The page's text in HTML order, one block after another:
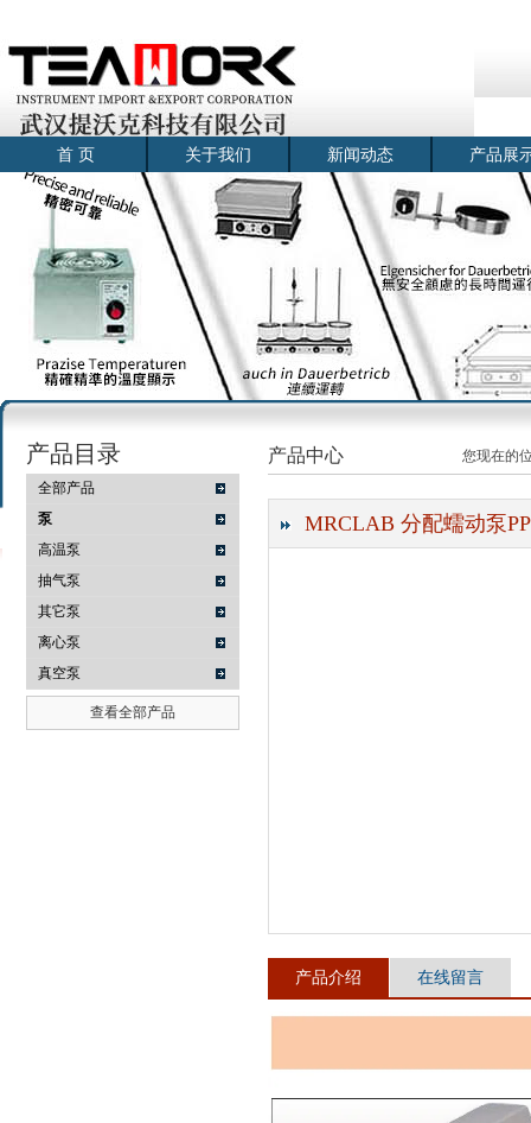
武汉提沃克科技有限公司
首 页 关于我们 新闻动态 产品展
产品目录
全部产品
泵
高温泵
抽气泵
其它泵
离心泵
真空泵
查看全部产品
产品中心 您现在的
MRCLAB 分配蠕动泵
产品介绍 在线留言